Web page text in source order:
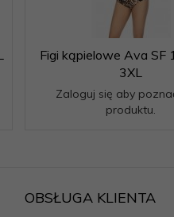
Figi kąpielowe Ava SF
3XL
Zaloguj się aby
produktu.
OBSŁUGA KLIENTA